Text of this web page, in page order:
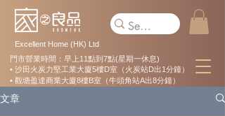
Excellent Home (HK) Ltd
門市營業時間：早上11點到7點(星期一休息)
• 沙田火炭力堅工業大廈5樓D室（火炭站D出1分鐘）
• 觀塘盈達商業大廈8樓B室（牛頭角站A出8分鐘）
文章